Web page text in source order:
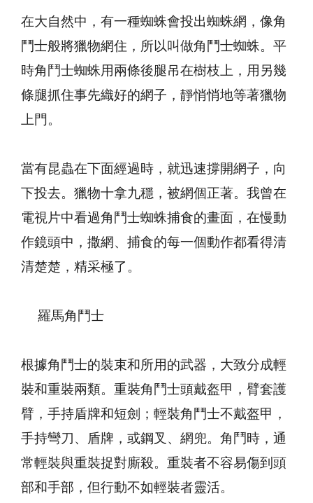
在大自然中，有一種蜘蛛會投出蜘蛛網，像角
鬥士般將獵物網住，所以叫做角鬥士蜘蛛。平
時角鬥士蜘蛛用兩條後腿吊在樹枝上，用另幾
條腿抓住事先織好的網子，靜悄悄地等著獵物
上門。
當有昆蟲在下面經過時，就迅速撐開網子，向
下投去。獵物十拿九穩，被網個正著。我曾在
電視片中看過角鬥士蜘蛛捕食的畫面，在慢動
作鏡頭中，撒網、捕食的每一個動作都看得清
清楚楚，精采極了。
羅馬角鬥士
根據角鬥士的裝束和所用的武器，大致分成輕
裝和重裝兩類。重裝角鬥士頭戴盔甲，臂套護
臂，手持盾牌和短劍；輕裝角鬥士不戴盔甲，
手持彎刀、盾牌，或鋼叉、網兜。角鬥時，通
常輕裝與重裝捉對廝殺。重裝者不容易傷到頭
部和手部，但行動不如輕裝者靈活。